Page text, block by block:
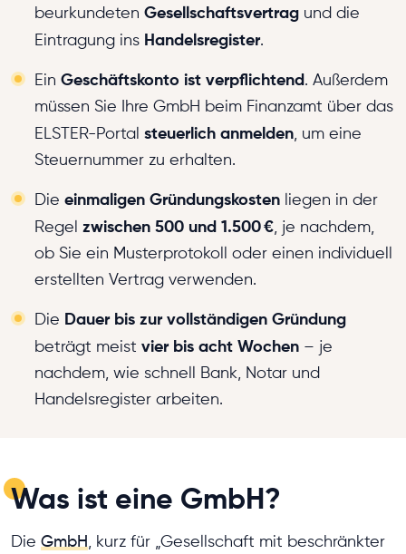
beurkundeten Gesellschaftsvertrag und die
Eintragung ins Handelsregister.
Ein Geschäftskonto ist verpflichtend. Außerdem
müssen Sie Ihre GmbH beim Finanzamt über das
ELSTER-Portal steuerlich anmelden, um eine
Steuernummer zu erhalten.
Die einmaligen Gründungskosten liegen in der
Regel zwischen 500 und 1.500 €, je nachdem,
ob Sie ein Musterprotokoll oder einen individuell
erstellten Vertrag verwenden.
Die Dauer bis zur vollständigen Gründung
beträgt meist vier bis acht Wochen – je
nachdem, wie schnell Bank, Notar und
Handelsregister arbeiten.
Was ist eine GmbH?
Die GmbH, kurz für „Gesellschaft mit beschränkter